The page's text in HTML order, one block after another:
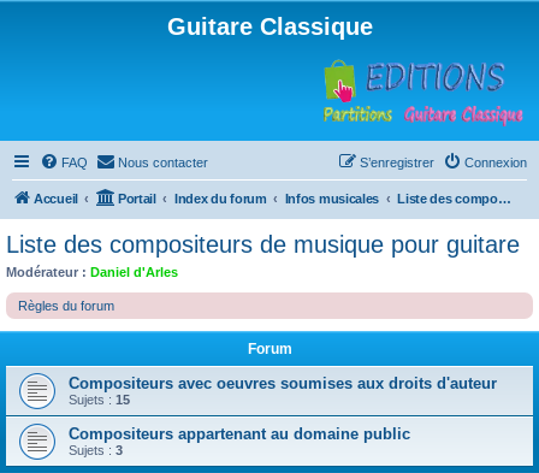
Guitare Classique
FAQ Nous contacter Connexion
S’enregistrer
Accueil Portail Index du forum Infos musicales Liste des compositeurs de musique pour guitare
Liste des compositeurs de musique pour guitare
Modérateur : Daniel d'Arles
Règles du forum
Forum
Compositeurs avec oeuvres soumises aux droits d'auteur
Sujets : 15
Compositeurs appartenant au domaine public
Sujets : 3